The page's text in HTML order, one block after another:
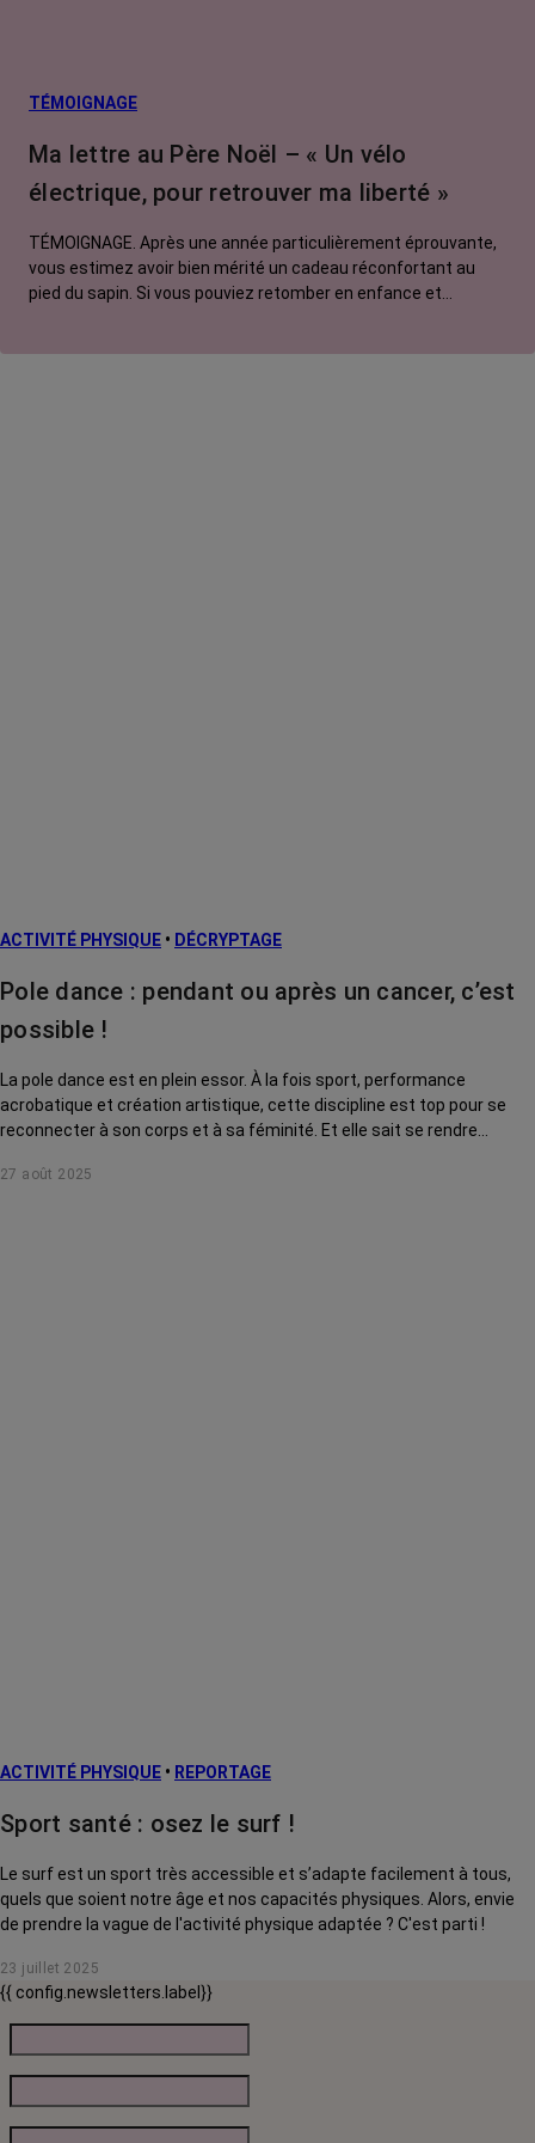
TÉMOIGNAGE
Ma lettre au Père Noël – « Un vélo
électrique, pour retrouver ma liberté »
TÉMOIGNAGE. Après une année particulièrement éprouvante,
vous estimez avoir bien mérité un cadeau réconfortant au
pied du sapin. Si vous pouviez retomber en enfance et
ACTIVITÉ PHYSIQUE • DÉCRYPTAGE
Pole dance : pendant ou après un cancer, c’est
possible !
La pole dance est en plein essor. À la fois sport, performance
acrobatique et création artistique, cette discipline est top pour se
reconnecter à son corps et à sa féminité. Et elle sait se rendre
Démonstration.
27 août 2025
ACTIVITÉ PHYSIQUE • REPORTAGE
Sport santé : osez le surf !
Le surf est un sport très accessible et s’adapte facilement à tous,
quels que soient notre âge et nos capacités physiques. Alors, envie
de prendre la vague de l'activité physique adaptée ? C'est parti !
23 juillet 2025
{{ config.newsletters.label}}